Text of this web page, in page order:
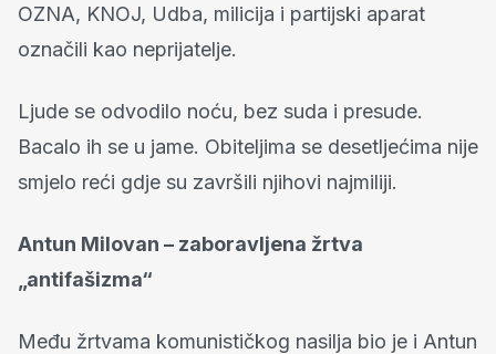
OZNA, KNOJ, Udba, milicija i partijski aparat
označili kao neprijatelje.
Ljude se odvodilo noću, bez suda i presude.
Bacalo ih se u jame. Obiteljima se desetljećima nije
smjelo reći gdje su završili njihovi najmiliji.
Antun Milovan – zaboravljena žrtva
„antifašizma“
Među žrtvama komunističkog nasilja bio je i Antun